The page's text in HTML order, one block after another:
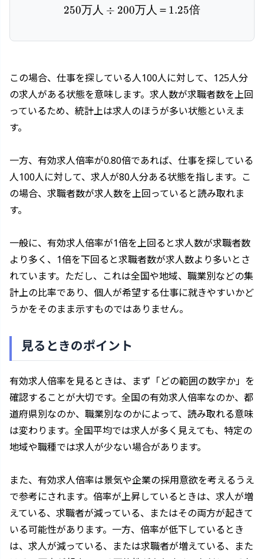
250万人 ÷ 200万人 ＝
250万人 ÷ 200万人＝ 1.25倍
この場合、仕事を探している人100人に対して、125人分
の求人がある状態を意味します。求人数が求職者数を上回
っているため、統計上は求人のほうが多い状態といえま
す。
一方、有効求人倍率が0.80倍であれば、仕事を探している
人100人に対して、求人が80人分ある状態を指します。こ
の場合、求職者数が求人数を上回っていると読み取れま
す。
一般に、有効求人倍率が1倍を上回ると求人数が求職者数
より多く、1倍を下回ると求職者数が求人数より多いとさ
れています。ただし、これは全国や地域、職業別などの集
計上の比率であり、個人が希望する仕事に就きやすいかど
うかをそのまま示すものではありません。
見るときのポイント
有効求人倍率を見るときは、まず「どの範囲の数字か」を
確認することが大切です。全国の有効求人倍率なのか、都
道府県別なのか、職業別なのかによって、読み取れる意味
は変わります。全国平均では求人が多く見えても、特定の
地域や職種では求人が少ない場合があります。
また、有効求人倍率は景気や企業の採用意欲を考えるうえ
で参考にされます。倍率が上昇しているときは、求人が増
えている、求職者が減っている、またはその両方が起きて
いる可能性があります。一方、倍率が低下しているとき
は、求人が減っている、または求職者が増えている、また